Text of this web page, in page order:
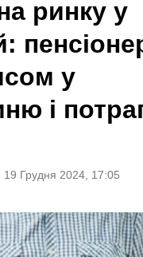
ринку у
у
і
19 Грудня 2024, 17:05